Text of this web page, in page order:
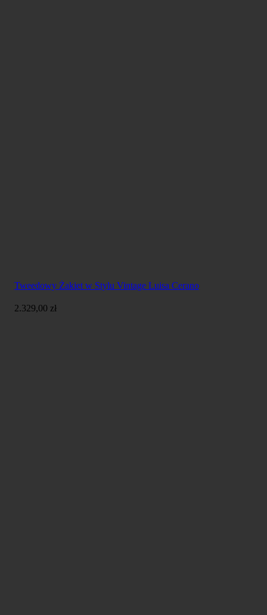
Tweedowy Żakiet w Stylu Vintage Luisa Cerano
2.329,00 zł